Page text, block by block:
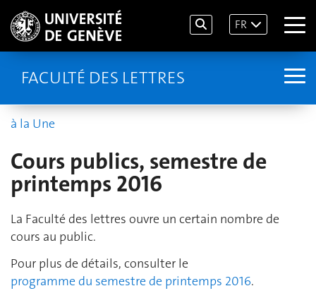
FR
FACULTÉ DES LETTRES
à la Une
Cours publics, semestre de
printemps 2016
La Faculté des lettres ouvre un certain nombre de
cours au public.
Pour plus de détails, consulter le
programme du semestre de printemps 2016.